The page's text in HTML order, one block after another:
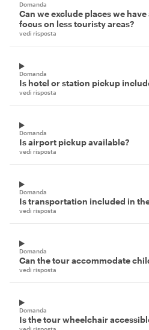
Domanda
Can we exclude places we
focus on less touristy areas?
vedi risposta
Domanda
Is hotel or station pickup
vedi risposta
Domanda
Is airport pickup available?
vedi risposta
Domanda
Is transportation included in
vedi risposta
Domanda
Can the tour accommodate
vedi risposta
Domanda
Is the tour wheelchair